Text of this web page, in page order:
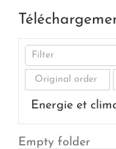
Energie et
Empty folder